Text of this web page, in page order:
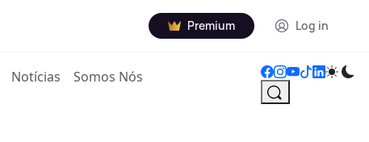
Premium Log in
Notícias Somos Nós